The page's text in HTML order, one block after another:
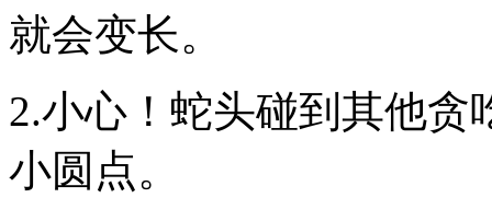
就会变长。
2.小心！蛇头碰到其他
小圆点。